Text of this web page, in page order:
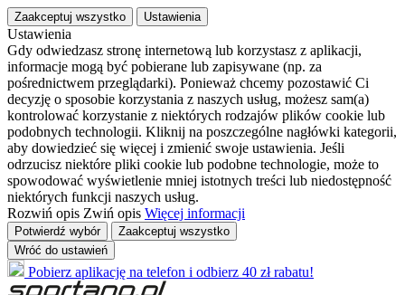
Zaakceptuj wszystko Ustawienia
Ustawienia
Gdy odwiedzasz stronę internetową lub korzystasz z aplikacji,
informacje mogą być pobierane lub zapisywane (np. za
pośrednictwem przeglądarki). Ponieważ chcemy pozostawić Ci
decyzję o sposobie korzystania z naszych usług, możesz sam(a)
kontrolować korzystanie z niektórych rodzajów plików cookie lub
podobnych technologii. Kliknij na poszczególne nagłówki kategorii,
aby dowiedzieć się więcej i zmienić swoje ustawienia. Jeśli
odrzucisz niektóre pliki cookie lub podobne technologie, może to
spowodować wyświetlenie mniej istotnych treści lub niedostępność
niektórych funkcji naszych usług.
Rozwiń opis Zwiń opis Więcej informacji
Potwierdź wybór
Zaakceptuj wszystko
Wróć do ustawień
Pobierz aplikację na telefon i odbierz 40 zł rabatu!